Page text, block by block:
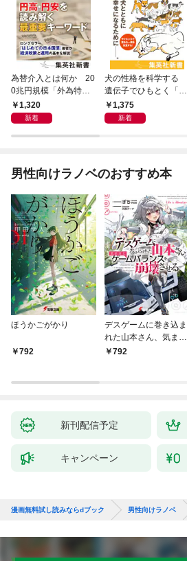
為替介入とは何か 20
0兆円規模「外為特
会」が生まれた謎
1,320
新着
犬の性格を科学する
遺伝子でひもとく「最
良の友」の進化
1,375
新着
男性向けラノベのおすすめ本
ほうかごがかり
792
デスゲームに巻き込ま
れた山本さん、気まま
にゲームバランスを崩
792
新刊配信予定
キャンペーン
漫画無料試し読みならdブック 男性向けラノベ